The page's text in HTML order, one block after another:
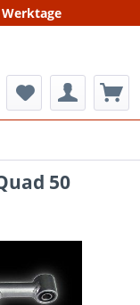
50